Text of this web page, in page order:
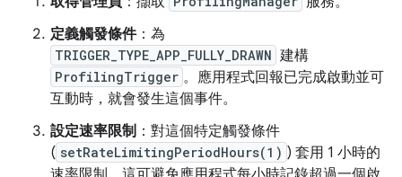
定義觸發條件：為
TRIGGER_TYPE_APP_FULLY_DRAWN 建構
ProfilingTrigger 。應用程式回報已完成啟動並可
互動時，就會發生這個事件。
設定速率限制 ：對這個特定觸發條件
( setRateLimitingPeriodHours(1) ) 套用 1 小時的